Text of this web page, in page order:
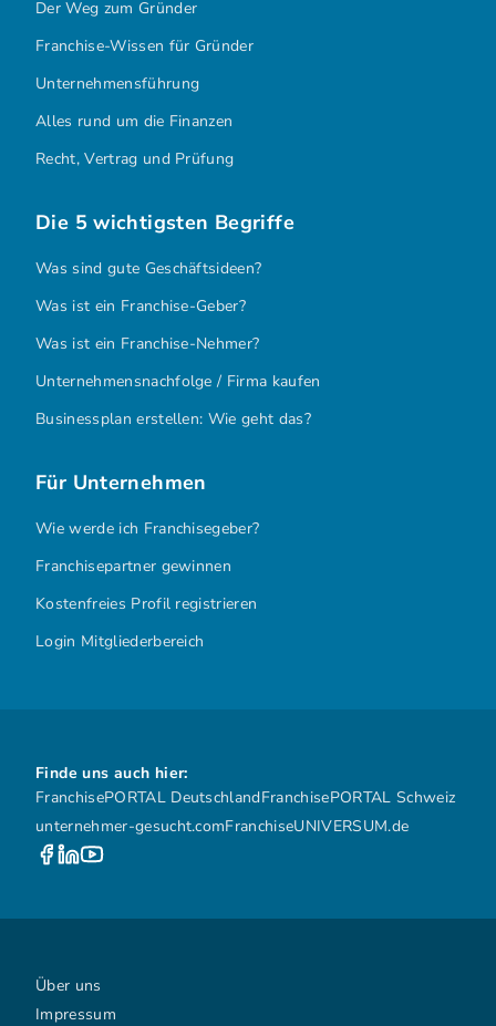
Der Weg zum Gründer
Franchise-Wissen für Gründer
Unternehmensführung
Alles rund um die Finanzen
Recht, Vertrag und Prüfung
Die 5 wichtigsten Begriffe
Was sind gute Geschäftsideen?
Was ist ein Franchise-Geber?
Was ist ein Franchise-Nehmer?
Unternehmensnachfolge / Firma kaufen
Businessplan erstellen: Wie geht das?
Für Unternehmen
Wie werde ich Franchisegeber?
Franchisepartner gewinnen
Kostenfreies Profil registrieren
Login Mitgliederbereich
Finde uns auch hier:
FranchisePORTAL DeutschlandFranchisePORTAL Schweiz
unternehmer-gesucht.comFranchiseUNIVERSUM.de
Über uns
Impressum